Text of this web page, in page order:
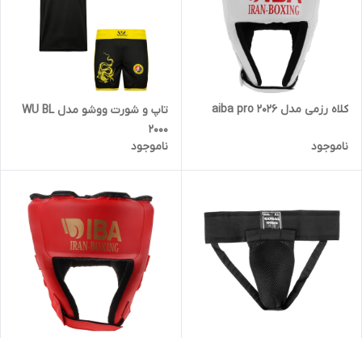
کلاه رزمی مدل aiba pro 2026
ناموجود
تاپ و شورت ووشو مدل WU BL
2000
ناموجود